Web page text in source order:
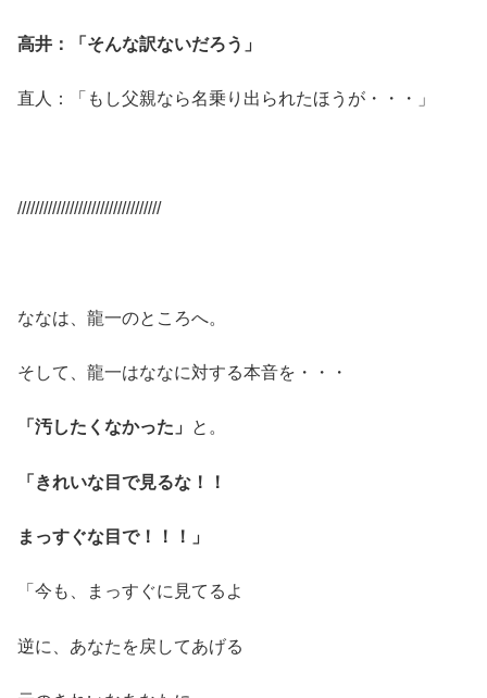
高井：「そんな訳ないだろう」
直人：「もし父親なら名乗り出られたほうが・・・」
/////////////////////////////////
ななは、龍一のところへ。
そして、龍一はななに対する本音を・・・
「汚したくなかった」 と。
「きれいな目で見るな！！
まっすぐな目で！！！」
「今も、まっすぐに見てるよ
逆に、あなたを戻してあげる